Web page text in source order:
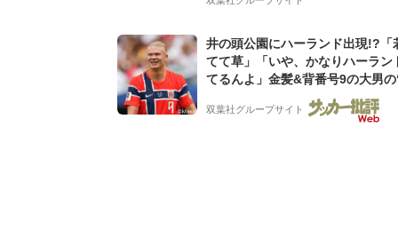
井の頭公園にハーランド出現!?「
てて草」「いや、かなりハーラン
てるんよ」金髪&背番号9の大男の
バイキング・ロー”映像が話題!「
もらった」
双葉社グループサイト